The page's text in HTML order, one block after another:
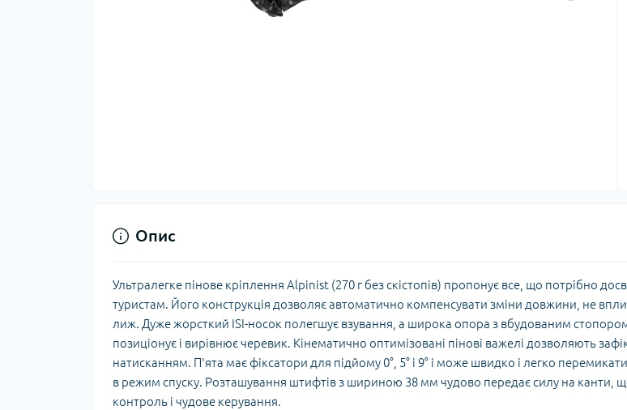
Опис
Ультралегке пінове кріплення Alpinist (270 г без скістопів) пропонує все, що потрібно
туристам. Його конструкція дозволяє автоматично компенсувати зміни довжини, не
лиж. Дуже жорсткий ISI-носок полегшує взування, а широка опора з вбудованим
позиціонує і вирівнює черевик. Кінематично оптимізовані пінові важелі дозволяють
натисканням. П'ята має фіксатори для підйому 0°, 5° і 9° і може швидко і легко
в режим спуску. Розташування штифтів з шириною 38 мм чудово передає силу на канти,
контроль і чудове керування.